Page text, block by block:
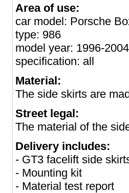
Area of use:
car model: Porsche
type: 986
model year: 1996-2004
specification: all
Material:
The side skirts are
Street legal:
The material of the
Delivery includes:
- GT3 facelift side
- Mounting kit
- Material test report